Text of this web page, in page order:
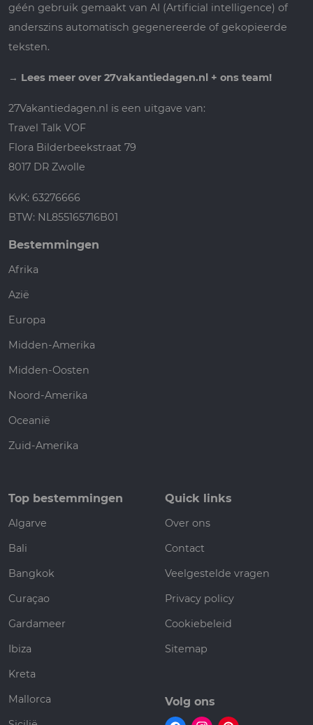
géén gebruik gemaakt van AI (Artificial intelligence) of
anderszins automatisch gegenereerde of gekopieerde
teksten.
→ Lees meer over 27vakantiedagen.nl + ons team!
27Vakantiedagen.nl is een uitgave van:
Travel Talk VOF
Flora Bilderbeekstraat 79
8017 DR Zwolle
KvK: 63276666
BTW: NL855165716B01
Bestemmingen
Afrika
Azië
Europa
Midden-Amerika
Midden-Oosten
Noord-Amerika
Oceanië
Zuid-Amerika
Top bestemmingen
Algarve
Bali
Bangkok
Curaçao
Gardameer
Ibiza
Kreta
Mallorca
Quick links
Over ons
Contact
Veelgestelde vragen
Privacy policy
Cookiebeleid
Sitemap
Volg ons